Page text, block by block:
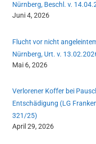
Nürnberg, Beschl. v.
Juni 4, 2026
Flucht vor nicht
Nürnberg, Urt. v.
Mai 6, 2026
Verlorener Koffer bei
Entschädigung (LG
321/25)
April 29, 2026